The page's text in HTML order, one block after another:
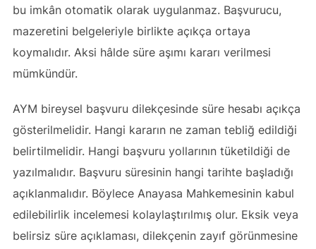
bu imkân otomatik olarak uygulanmaz. Başvurucu,
mazeretini belgeleriyle birlikte açıkça ortaya
koymalıdır. Aksi hâlde süre aşımı kararı verilmesi
mümkündür.
AYM bireysel başvuru dilekçesinde süre hesabı açıkça
gösterilmelidir. Hangi kararın ne zaman tebliğ edildiği
belirtilmelidir. Hangi başvuru yollarının tüketildiği de
yazılmalıdır. Başvuru süresinin hangi tarihte başladığı
açıklanmalıdır. Böylece Anayasa Mahkemesinin kabul
edilebilirlik incelemesi kolaylaştırılmış olur. Eksik veya
belirsiz süre açıklaması, dilekçenin zayıf görünmesine